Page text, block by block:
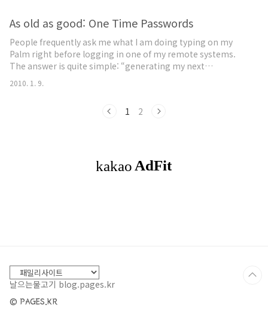
킹의 의미 : http://openweb.or.kr/?p=3246
As old as good: One Time Passwords
People frequently ask me what I am doing typing on my
Palm right before logging in one of my remote systems.
The answer is quite simple: “generating my next
Maybe I am just too old to have had only telnet sessions
SSH took over)... or maybe I am just too paranoid
2010. 1. 9.
1 2
날으는물고기 blog.pages.kr
© PAGES.KR